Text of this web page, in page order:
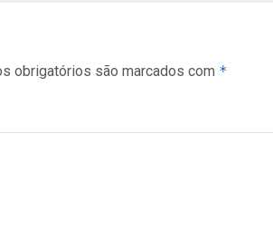
obrigatórios são marcados com *